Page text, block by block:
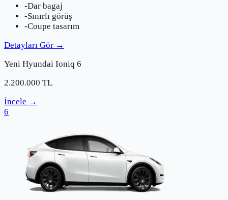
-Dar bagaj
-Sınırlı görüş
-Coupe tasarım
Detayları Gör →
Yeni Hyundai Ioniq 6
2.200.000 TL
İncele →
6